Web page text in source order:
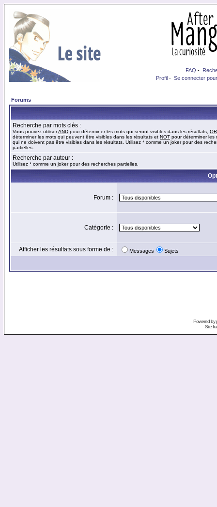
FAQ -
Profil - Se connecter
Forums
Recherche par mots clés :
Vous pouvez utiliserAND pour déterminer les mots qui seront visibles dans les résultats, OR
déterminer les mots qui peuvent être visibles dans les résultats et NOT pour déterminer les
qui ne doivent pas être visibles dans les résultats. Utilisez * comme un joker pour des
partielles.
Recherche par auteur :
Utilisez * comme un joker pour des recherches partielles.
Forum :
Catégorie :
Afficher les résultats sous forme de : Messages Sujets
Powered by
Site